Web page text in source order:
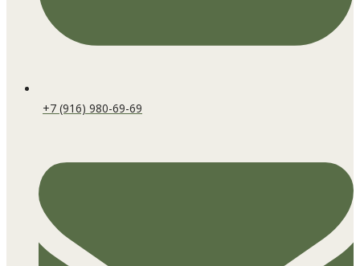
+7 (916) 980-69-69